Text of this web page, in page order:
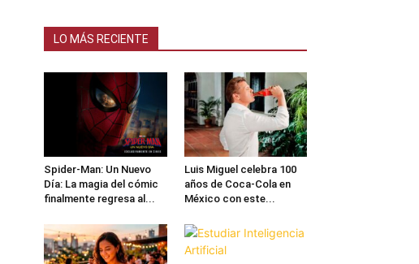
LO MÁS RECIENTE
Spider-Man: Un Nuevo
Día: La magia del cómic
finalmente regresa al...
Luis Miguel celebra 100
años de Coca-Cola en
México con este...